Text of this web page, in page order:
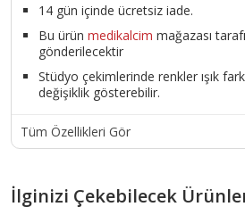
14 gün içinde ücretsiz iade.
Bu ürün medikalcim mağazası
gönderilecektir
Stüdyo çekimlerinde renkler ışık
değişiklik gösterebilir.
Tüm Özellikleri Gör
İlginizi Çekebilecek